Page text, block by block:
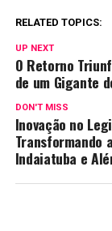
RELATED TOPICS:
UP NEXT
O Retorno
de um Gigante
DON'T MISS
Inovação no
Transformando
Indaiatuba e